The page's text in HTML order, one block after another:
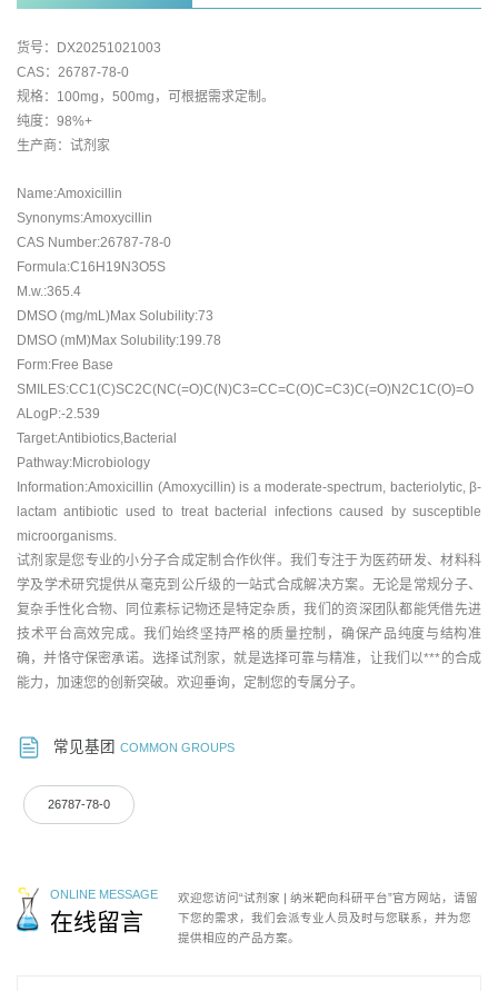
货号：DX20251021003
CAS：26787-78-0
规格：100mg，500mg，可根据需求定制。
纯度：98%+
生产商：试剂家
Name:Amoxicillin
Synonyms:Amoxycillin
CAS Number:26787-78-0
Formula:C16H19N3O5S
M.w.:365.4
DMSO (mg/mL)Max Solubility:73
DMSO (mM)Max Solubility:199.78
Form:Free Base
SMILES:CC1(C)SC2C(NC(=O)C(N)C3=CC=C(O)C=C3)C(=O)N2C1C(O)=O
ALogP:-2.539
Target:Antibiotics,Bacterial
Pathway:Microbiology
Information:Amoxicillin (Amoxycillin) is a moderate-spectrum, bacteriolytic, β-
lactam antibiotic used to treat bacterial infections caused by susceptible
microorganisms.
试剂家是您专业的小分子合成定制合作伙伴。我们专注于为医药研发、材料科
学及学术研究提供从毫克到公斤级的一站式合成解决方案。无论是常规分子、
复杂手性化合物、同位素标记物还是特定杂质，我们的资深团队都能凭借先进
技术平台高效完成。我们始终坚持严格的质量控制，确保产品纯度与结构准
确，并恪守保密承诺。选择试剂家，就是选择可靠与精准，让我们以***的合成
能力，加速您的创新突破。欢迎垂询，定制您的专属分子。
常见基团 COMMON GROUPS
26787-78-0
ONLINE MESSAGE
在线留言
欢迎您访问“试剂家 | 纳米靶向科研平台”官方网站，请留
下您的需求，我们会派专业人员及时与您联系，并为您
提供相应的产品方案。